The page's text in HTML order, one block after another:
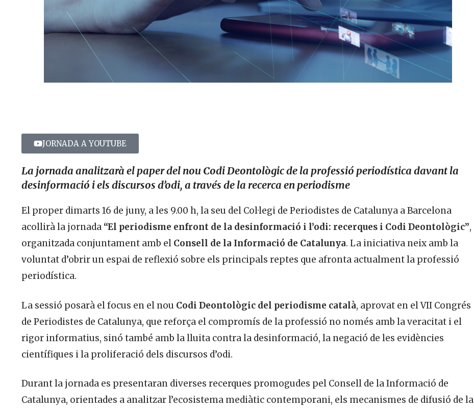
JORNADA A YOUTUBE
La jornada analitzarà el paper del nou Codi Deontològic de la professió periodística davant la
desinformació i els discursos d’odi, a través de la recerca en periodisme
El proper dimarts 16 de juny, a les 9.00 h, la seu del Col·legi de Periodistes de Catalunya a Barcelona
acollirà la jornada “El periodisme enfront de la desinformació i l’odi: recerques i Codi Deontològic”,
organitzada conjuntament amb el Consell de la Informació de Catalunya. La iniciativa neix amb la
voluntat d’obrir un espai de reflexió sobre els principals reptes que afronta actualment la professió
periodística.
La sessió posarà el focus en el nou Codi Deontològic del periodisme català, aprovat en el VII Congrés
de Periodistes de Catalunya, que reforça el compromís de la professió no només amb la veracitat i el
rigor informatius, sinó també amb la lluita contra la desinformació, la negació de les evidències
científiques i la proliferació dels discursos d’odi.
Durant la jornada es presentaran diverses recerques promogudes pel Consell de la Informació de
Catalunya, orientades a analitzar l’ecosistema mediàtic contemporani, els mecanismes de difusió de la